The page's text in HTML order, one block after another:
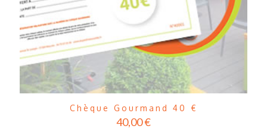
Chèque Gourmand 40 €
40,00€